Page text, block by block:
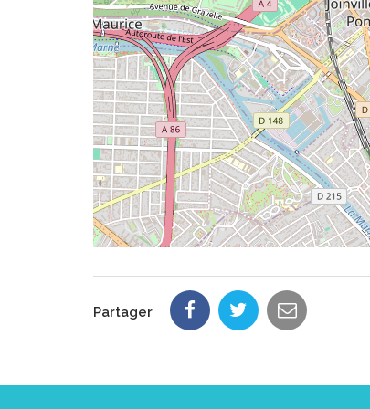
Partager